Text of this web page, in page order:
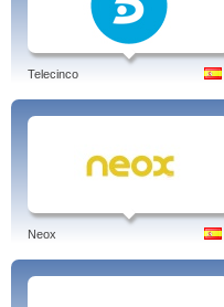
Telecinco
Neox